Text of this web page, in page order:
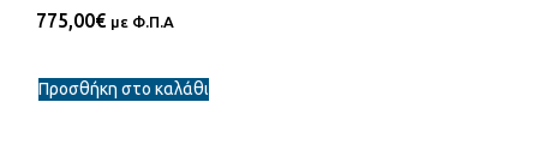
775,00€ με Φ.Π.Α
Προσθήκη στο καλάθι